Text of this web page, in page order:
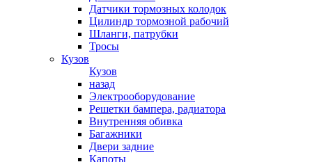
Датчики тормозных колодок
Цилиндр тормозной рабочий
Шланги, патрубки
Тросы
Кузов
Кузов
назад
Электрооборудование
Решетки бампера, радиатора
Внутренняя обивка
Багажники
Двери задние
Капоты